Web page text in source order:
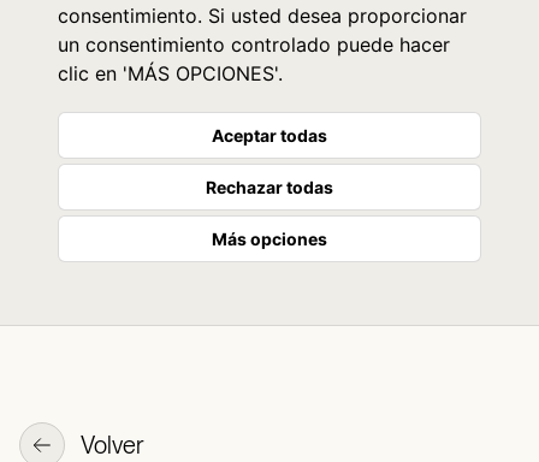
consentimiento. Si usted desea proporcionar
un consentimiento controlado puede hacer
clic en 'MÁS OPCIONES'.
Aceptar todas
Rechazar todas
Más opciones
Volver